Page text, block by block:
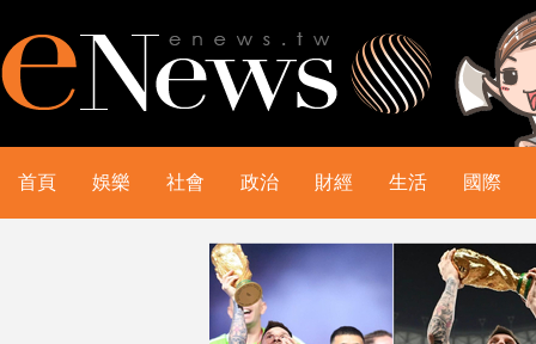
首頁 娛樂 社會 政治 財經 生活 國際